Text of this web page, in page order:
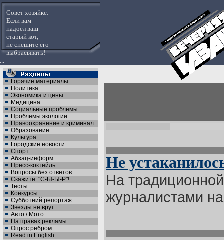
Совет хозяйке:
Если вам
надоел ваш
старый кот,
не спешите его
выбрасывать!
...
Горячие материалы
Политика
Экономика и цены
Медицина
Социальные проблемы
Проблемы экологии
Правоохранение и криминал
Образование
Культура
Городские новости
Спорт
Абзац-информ
Пресс-коктейль
Вопросы без ответов
Скажите: "С-Ы-Ы-Р"!
Тесты
Конкурсы
Субботний репортаж
Звезды не врут
Авто / Мото
На правах рекламы
Опрос ребром
Read in English
Не
На
журналистами